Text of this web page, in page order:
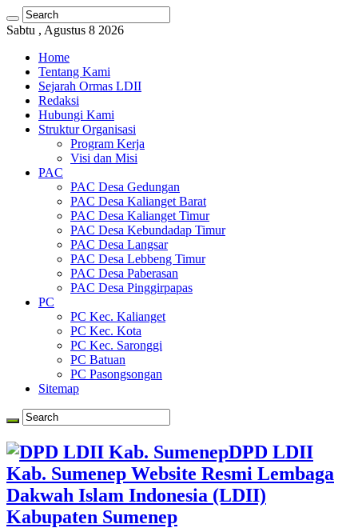
Sabtu , Agustus 8 2026
Home
Tentang Kami
Sejarah Ormas LDII
Redaksi
Hubungi Kami
Struktur Organisasi
Program Kerja
Visi dan Misi
PAC
PAC Desa Gedungan
PAC Desa Kalianget Barat
PAC Desa Kalianget Timur
PAC Desa Kebundadap Timur
PAC Desa Langsar
PAC Desa Lebbeng Timur
PAC Desa Paberasan
PAC Desa Pinggirpapas
PC
PC Kec. Kalianget
PC Kec. Kota
PC Kec. Saronggi
PC Batuan
PC Pasongsongan
Sitemap
DPD LDII
Kab. Sumenep Website Resmi Lembaga
Dakwah Islam Indonesia (LDII)
Kabupaten Sumenep